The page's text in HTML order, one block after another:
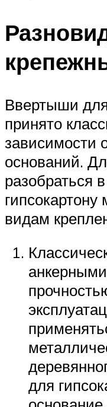
Ввертыши
принято
зависимости
оснований.
разобраться
гипсокартону
видам
для